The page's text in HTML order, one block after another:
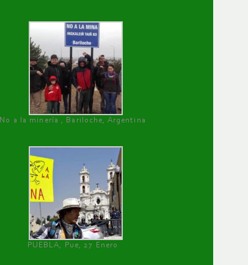
No a la minería , Bariloche, Argentina
PUEBLA, Pue, 27 Enero